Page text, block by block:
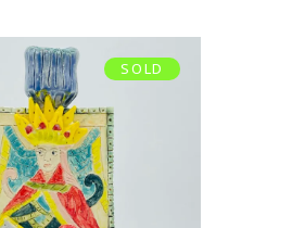
SOLD